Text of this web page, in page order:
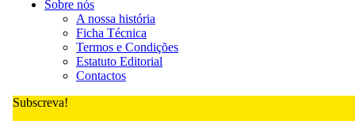
Sobre nós
A nossa história
Ficha Técnica
Termos e Condições
Estatuto Editorial
Contactos
Subscreva!